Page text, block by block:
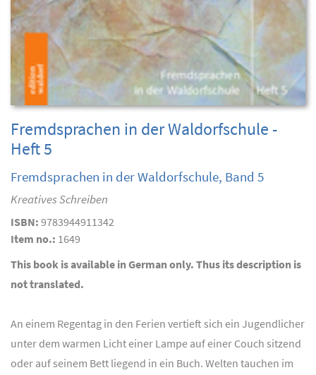
Fremdsprachen in der Waldorfschule -
Heft 5
Fremdsprachen in der Waldorfschule, Band 5
Kreatives Schreiben
ISBN: 9783944911342
Item no.: 1649
This book is available in German only. Thus its description is
not translated.
An einem Regentag in den Ferien vertieft sich ein Jugendlicher
unter dem warmen Licht einer Lampe auf einer Couch sitzend
oder auf seinem Bett liegend in ein Buch. Welten tauchen im